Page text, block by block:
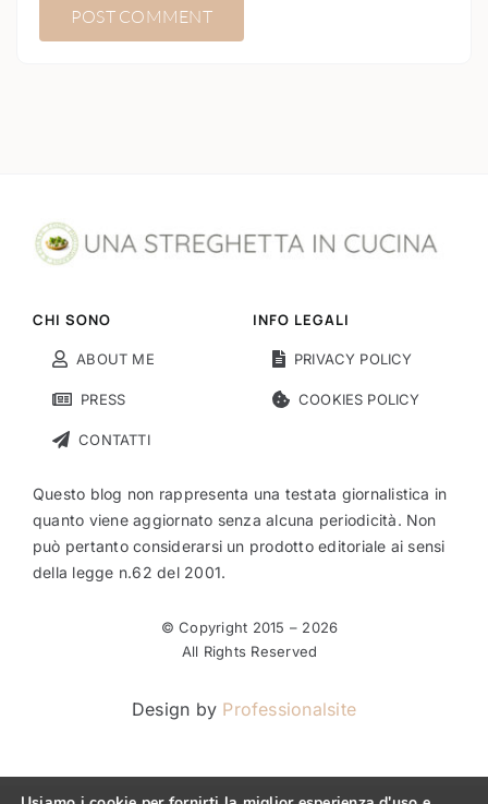
CHI SONO
ABOUT ME
PRESS
CONTATTI
INFO LEGALI
PRIVACY POLICY
COOKIES POLICY
Questo blog non rappresenta una testata giornalistica in
quanto viene aggiornato senza alcuna periodicità. Non
può pertanto considerarsi un prodotto editoriale ai sensi
della legge n.62 del 2001.
© Copyright 2015 – 2026
All Rights Reserved
Design by Professionalsite